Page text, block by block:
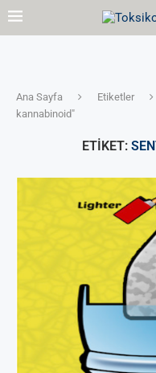
Ana Sayfa Etiketler
kannabinoid"
ETIKET: